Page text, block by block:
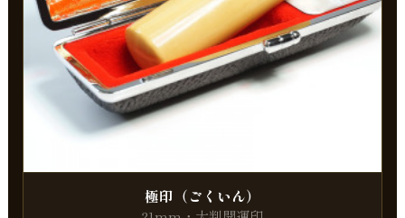
極印（ごくいん）